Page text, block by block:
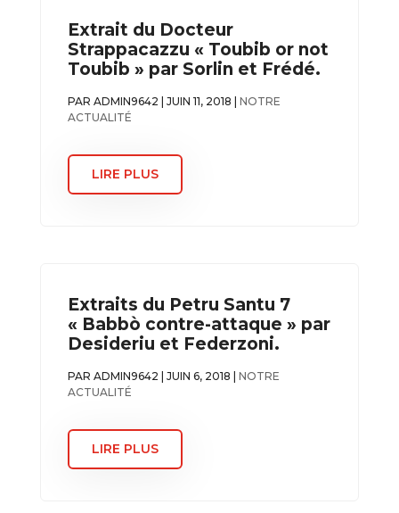
Extrait du Docteur
Strappacazzu « Toubib or not
Toubib » par Sorlin et Frédé.
PAR ADMIN9642 | JUIN 11, 2018 | NOTRE
ACTUALITÉ
LIRE PLUS
Extraits du Petru Santu 7
« Babbò contre-attaque » par
Desideriu et Federzoni.
PAR ADMIN9642 JUIN 6, 2018
NOTRE
ACTUALITÉ
LIRE PLUS